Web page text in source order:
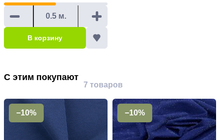
В корзину
С этим покупают
7 товаров
−10% −10%